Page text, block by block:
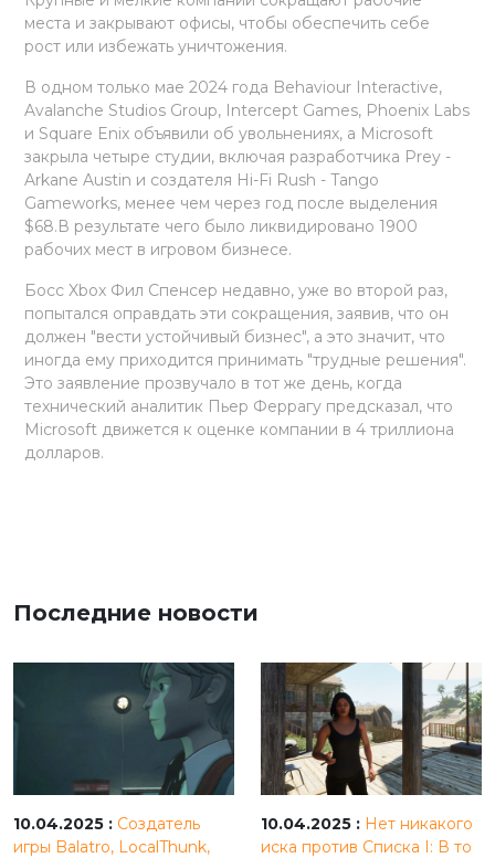
места и закрывают офисы, чтобы обеспечить себе
рост или избежать уничтожения.
В одном только мае 2024 года Behaviour Interactive,
Avalanche Studios Group, Intercept Games, Phoenix Labs
и Square Enix объявили об увольнениях, а Microsoft
закрыла четыре студии, включая разработчика Prey -
Arkane Austin и создателя Hi-Fi Rush - Tango
Gameworks, менее чем через год после выделения
$68.В результате чего было ликвидировано 1900
рабочих мест в игровом бизнесе.
Босс Xbox Фил Спенсер недавно, уже во второй раз,
попытался оправдать эти сокращения, заявив, что он
должен "вести устойчивый бизнес", а это значит, что
иногда ему приходится принимать "трудные решения".
Это заявление прозвучало в тот же день, когда
технический аналитик Пьер Феррагу предсказал, что
Microsoft движется к оценке компании в 4 триллиона
долларов.
Последние новости
10.04.2025 : Создатель
игры Balatro, LocalThunk,
10.04.2025 : Нет никакого
иска против Списка I: В то